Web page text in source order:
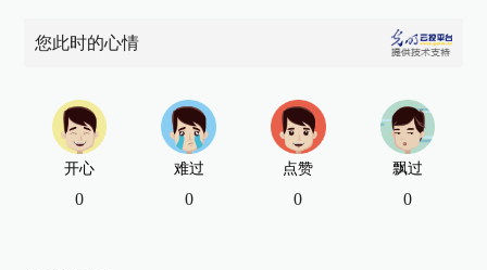
您此时的心情
开心
0
难过
0
点赞
0
飘过
0